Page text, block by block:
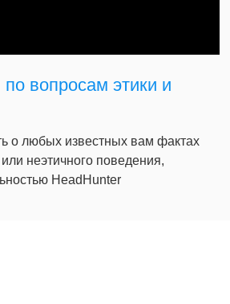
вопросам этики и
о любых известных вам фактах
неэтичного поведения,
HeadHunter